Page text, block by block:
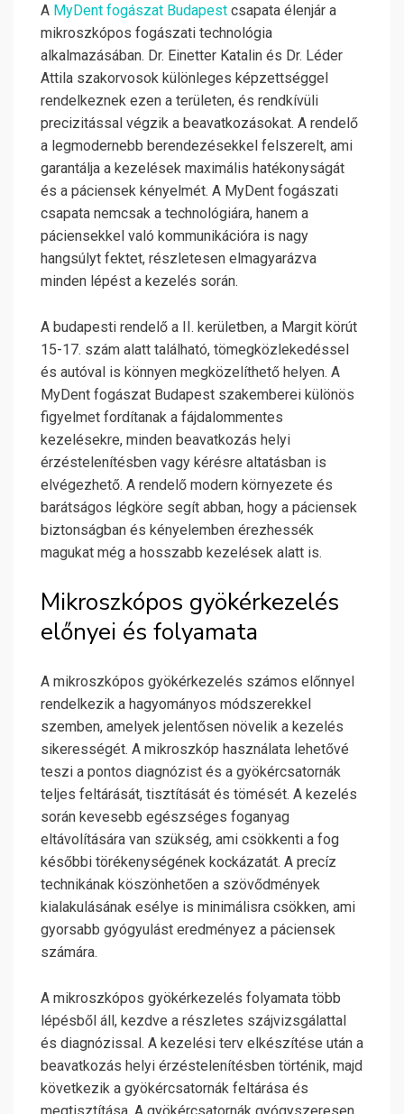
A MyDent fogászat Budapest csapata élenjár a
mikroszkópos fogászati technológia
alkalmazásában. Dr. Einetter Katalin és Dr. Léder
Attila szakorvosok különleges képzettséggel
rendelkeznek ezen a területen, és rendkívüli
precizitással végzik a beavatkozásokat. A rendelő
a legmodernebb berendezésekkel felszerelt, ami
garantálja a kezelések maximális hatékonyságát
és a páciensek kényelmét. A MyDent fogászati
csapata nemcsak a technológiára, hanem a
páciensekkel való kommunikációra is nagy
hangsúlyt fektet, részletesen elmagyarázva
minden lépést a kezelés során.
A budapesti rendelő a II. kerületben, a Margit körút
15-17. szám alatt található, tömegközlekedéssel
és autóval is könnyen megközelíthető helyen. A
MyDent fogászat Budapest szakemberei különös
figyelmet fordítanak a fájdalommentes
kezelésekre, minden beavatkozás helyi
érzéstelenítésben vagy kérésre altatásban is
elvégezhető. A rendelő modern környezete és
barátságos légköre segít abban, hogy a páciensek
biztonságban és kényelemben érezhessék
magukat még a hosszabb kezelések alatt is.
Mikroszkópos gyökérkezelés
előnyei és folyamata
A mikroszkópos gyökérkezelés számos előnnyel
rendelkezik a hagyományos módszerekkel
szemben, amelyek jelentősen növelik a kezelés
sikerességét. A mikroszkóp használata lehetővé
teszi a pontos diagnózist és a gyökércsatornák
teljes feltárását, tisztítását és tömését. A kezelés
során kevesebb egészséges foganyag
eltávolítására van szükség, ami csökkenti a fog
későbbi törékenységének kockázatát. A precíz
technikának köszönhetően a szövődmények
kialakulásának esélye is minimálisra csökken, ami
gyorsabb gyógyulást eredményez a páciensek
számára.
A mikroszkópos gyökérkezelés folyamata több
lépésből áll, kezdve a részletes szájvizsgálattal
és diagnózissal. A kezelési terv elkészítése után a
beavatkozás helyi érzéstelenítésben történik, majd
következik a gyökércsatornák feltárása és